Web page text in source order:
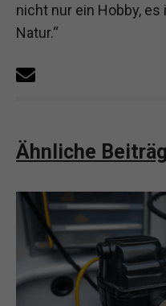
nicht nur ein Hobby,
Natur.“
Ähnliche